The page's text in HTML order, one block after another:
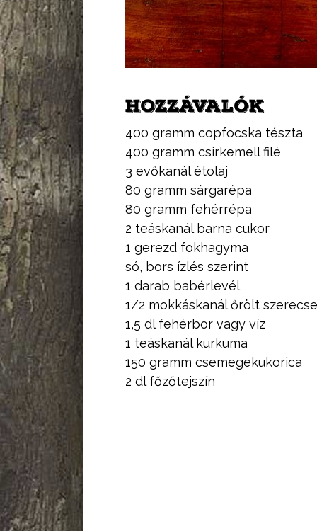
HOZZÁVALÓK
400 gramm copfocska tészta
400 gramm csirkemell filé
3 evőkanál étolaj
80 gramm sárgarépa
80 gramm fehérrépa
2 teáskanál barna cukor
1 gerezd fokhagyma
só, bors ízlés szerint
1 darab babérlevél
1/2 mokkáskanál őrölt
1,5 dl fehérbor vagy víz
1 teáskanál kurkuma
150 gramm csemegekukorica
2 dl főzőtejszín